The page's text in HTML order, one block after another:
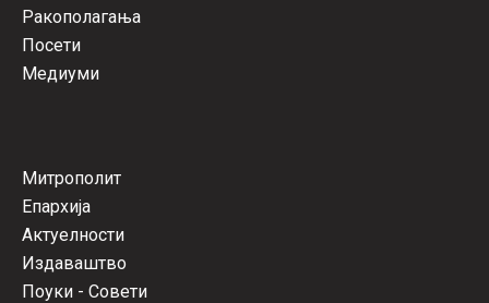
Ракополагања
Посети
Медиуми
Митрополит
Епархија
Актуелности
Издаваштво
Поуки - Совети